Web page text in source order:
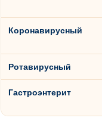
Коронавирусный
Ротавирусный
Гастроэнтерит